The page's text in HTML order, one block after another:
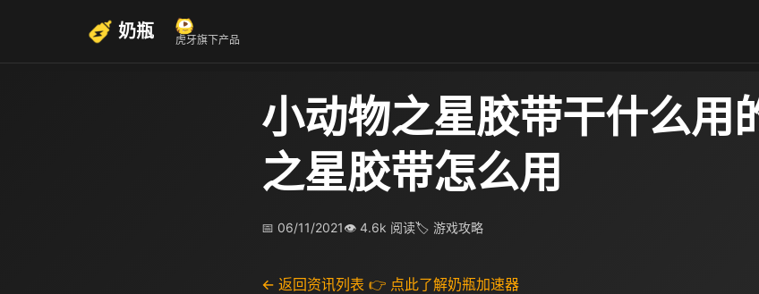
奶瓶 虎牙旗下产品
小动物之星胶带干什么用
之星胶带怎么用
📅 06/11/2021👁 4.6k 阅读🏷 游戏攻略
← 返回资讯列表 👉 点此了解奶瓶加速器